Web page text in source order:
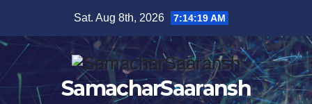
content
Sat. Aug 8th, 2026 7:14:20 AM
SamacharSaaransh